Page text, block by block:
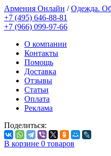
Армения Онлайн /Одежда.
+7 (495) 646-88-81
+7 (966) 099-97-66
О компании
Контакты
Помощь
Доставка
Отзывы
Статьи
Оплата
Реклама
Поделиться:
В корзине 0 товаров